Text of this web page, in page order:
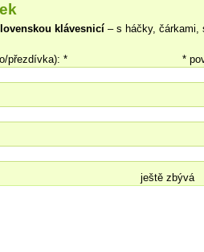
klávesnicí – s háčky, čárkami,
*
přezdívka): *
ještě zbývá